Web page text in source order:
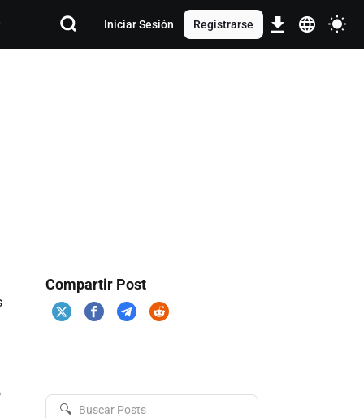
Iniciar Sesión Registrarse
Compartir Post
🔍